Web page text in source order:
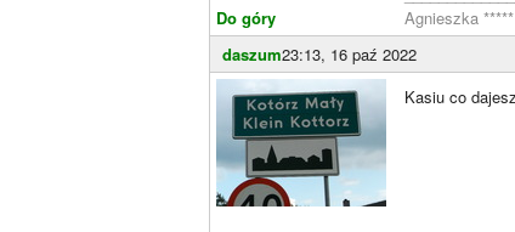
Do góry
Agnieszka *****
daszum23:13, 16 paź 2022
Kasiu co